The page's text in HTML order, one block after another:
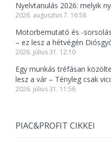
Nyelvtanulás 2026: melyik
2026. augusztus 7. 16:58
Motorbemutató és -
– ez lesz a hétvégén
2026. július 31. 12:10
Egy munkás tréfásan
lesz a vár – Tényleg csak
2026. július 31. 11:56
PIAC&PROFIT CIKKEI